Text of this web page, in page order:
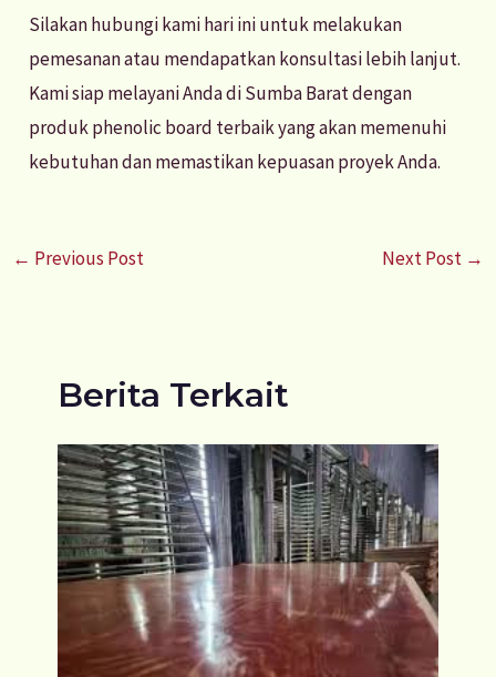
Silakan hubungi kami hari ini untuk melakukan
pemesanan atau mendapatkan konsultasi lebih lanjut.
Kami siap melayani Anda di Sumba Barat dengan
produk phenolic board terbaik yang akan memenuhi
kebutuhan dan memastikan kepuasan proyek Anda.
← Previous Post Next Post →
Berita Terkait